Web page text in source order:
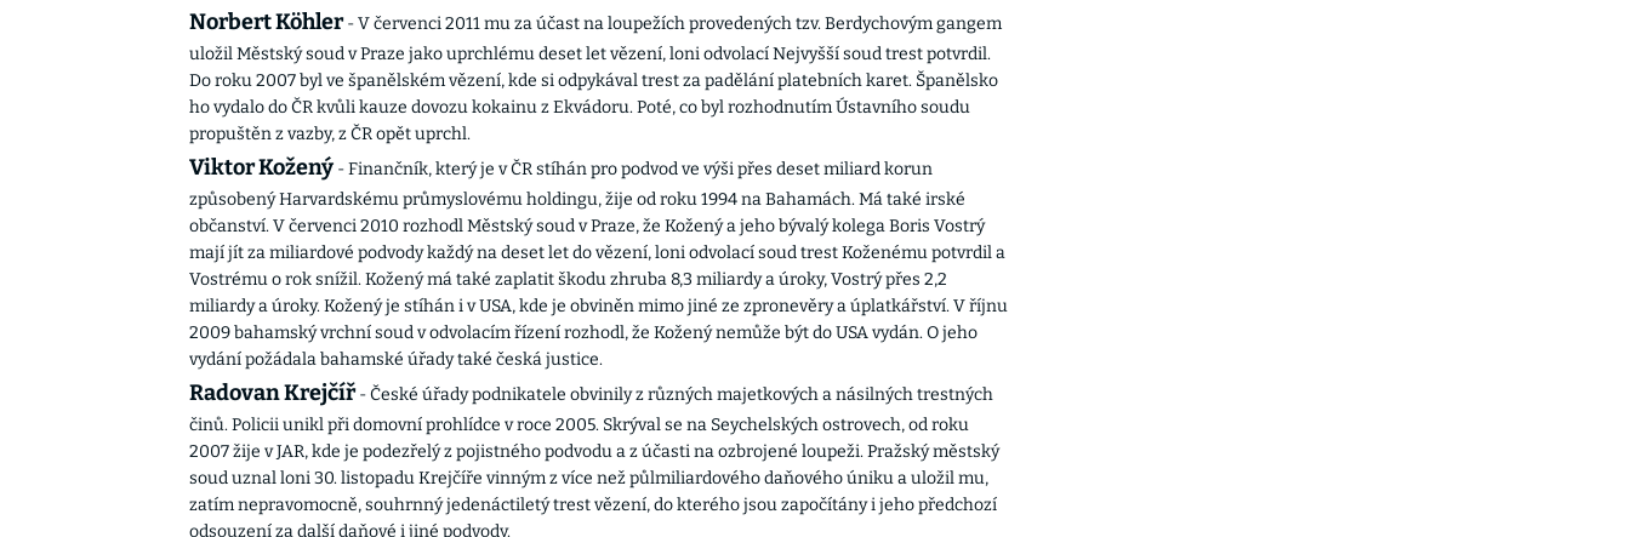
Norbert Köhler- V červenci 2011 mu za účast na loupežích provedených tzv. Berdychovým gangem
uložil Městský soud v Praze jako uprchlému deset let vězení, loni odvolací Nejvyšší soud trest potvrdil.
Do roku 2007 byl ve španělském vězení, kde si odpykával trest za padělání platebních karet. Španělsko
ho vydalo do ČR kvůli kauze dovozu kokainu z Ekvádoru. Poté, co byl rozhodnutím Ústavního soudu
propuštěn z vazby, z ČR opět uprchl.
Viktor Kožený - Finančník, který je v ČR stíhán pro podvod ve výši přes deset miliard korun
způsobený Harvardskému průmyslovému holdingu, žije od roku 1994 na Bahamách. Má také irské
občanství. V červenci 2010 rozhodl Městský soud v Praze, že Kožený a jeho bývalý kolega Boris Vostrý
mají jít za miliardové podvody každý na deset let do vězení, loni odvolací soud trest Koženému potvrdil a
Vostrému o rok snížil. Kožený má také zaplatit škodu zhruba 8,3 miliardy a úroky, Vostrý přes 2,2
miliardy a úroky. Kožený je stíhán i v USA, kde je obviněn mimo jiné ze zpronevěry a úplatkářství. V říjnu
2009 bahamský vrchní soud v odvolacím řízení rozhodl, že Kožený nemůže být do USA vydán. O jeho
vydání požádala bahamské úřady také česká justice.
Radovan Krejčíř- České úřady podnikatele obvinily z různých majetkových a násilných trestných
činů. Policii unikl při domovní prohlídce v roce 2005. Skrýval se na Seychelských ostrovech, od roku
2007 žije v JAR, kde je podezřelý z pojistného podvodu a z účasti na ozbrojené loupeži. Pražský městský
soud uznal loni 30. listopadu Krejčíře vinným z více než půlmiliardového daňového úniku a uložil mu,
zatím nepravomocně, souhrnný jedenáctiletý trest vězení, do kterého jsou započítány i jeho předchozí
odsouzení za další daňové i jiné podvody.